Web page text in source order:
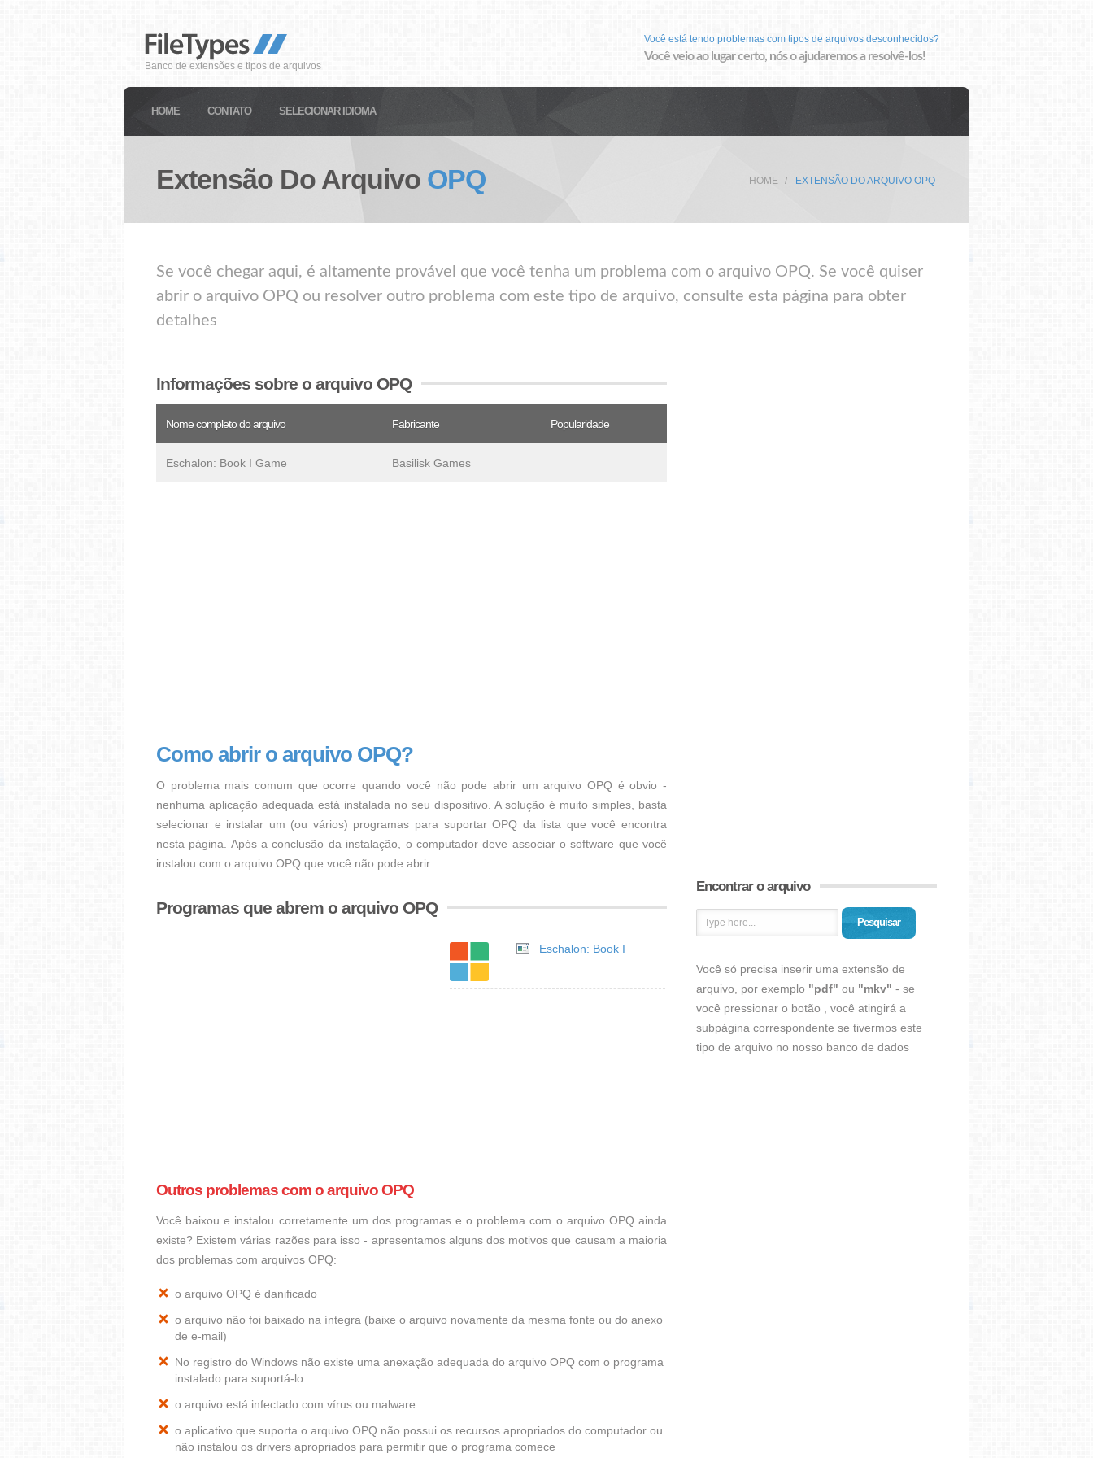
Banco de extensões e tipos de arquivos
Você está tendo problemas com tipos de arquivos desconhecidos?
Você veio ao lugar certo, nós o ajudaremos a resolvê-los!
HOME CONTATO SELECIONAR IDIOMA
Extensão Do Arquivo OPQ HOME EXTENSÃO DO ARQUIVO OPQ
Se você chegar aqui, é altamente provável que você tenha um problema com o arquivo OPQ. Se você quiser
abrir o arquivo OPQ ou resolver outro problema com este tipo de arquivo, consulte esta página para obter
detalhes
Informações sobre o arquivo OPQ
Nome completo do arquivo Fabricante Popularidade
Eschalon: Book I Game Basilisk Games
Como abrir o arquivo OPQ?
O problema mais comum que ocorre quando você não pode abrir um arquivo OPQ é obvio -
nenhuma aplicação adequada está instalada no seu dispositivo. A solução é muito simples, basta
selecionar e instalar um (ou vários) programas para suportar OPQ da lista que você encontra
nesta página. Após a conclusão da instalação, o computador deve associar o software que você
instalou com o arquivo OPQ que você não pode abrir.
Programas que abrem o arquivo OPQ
Eschalon: Book I
Outros problemas com o arquivo OPQ
Você baixou e instalou corretamente um dos programas e o problema com o arquivo OPQ ainda
existe? Existem várias razões para isso - apresentamos alguns dos motivos que causam a maioria
dos problemas com arquivos OPQ:
o arquivo OPQ é danificado
o arquivo não foi baixado na íntegra (baixe o arquivo novamente da mesma fonte ou do anexo
de e-mail)
No registro do Windows não existe uma anexação adequada do arquivo OPQ com o programa
instalado para suportá-lo
o arquivo está infectado com vírus ou malware
o aplicativo que suporta o arquivo OPQ não possui os recursos apropriados do computador ou
não instalou os drivers apropriados para permitir que o programa comece
Encontrar o arquivo
Pesquisar
Você só precisa inserir uma extensão de
arquivo, por exemplo "pdf" ou "mkv" - se
você pressionar o botão , você atingirá a
subpágina correspondente se tivermos este
tipo de arquivo no nosso banco de dados